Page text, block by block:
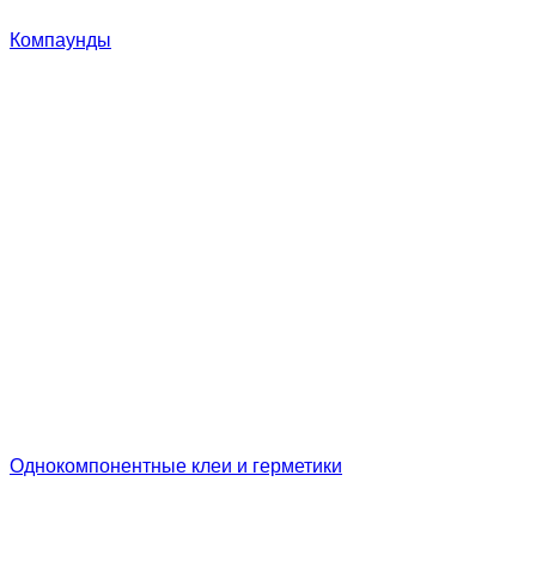
Компаунды
Однокомпонентные клеи и герметики